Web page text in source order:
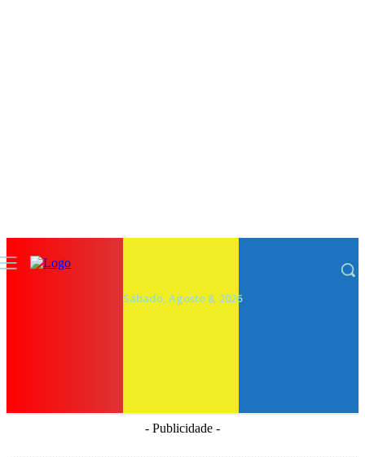
Sábado, Agosto 8, 2026
- Publicidade -